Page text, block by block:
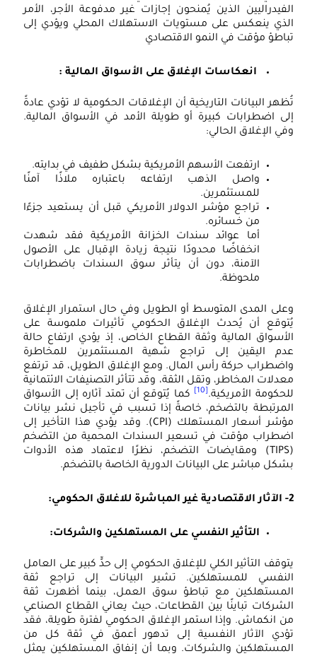
الذين يُمنحون إجازات غير مدفوعة الأجر، الأمر
ينعكس على مستويات الاستهلاك المحلي ويؤدي إلى
مؤقت في النمو الاقتصادي
انعكاسات الإغلاق على الأسواق المالية :
البيانات التاريخية أن الإغلاقات الحكومية لا تؤدي عادةً
اضطرابات كبيرة أو طويلة الأمد في الأسواق المالية.
الإغلاق الحالي:
ارتفعت الأسهم الأمريكية بشكل طفيف في بدايته.
واصل الذهب ارتفاعه باعتباره ملاذًا آمنًا
للمستثمرين.
تراجع مؤشر الدولار الأمريكي قبل أن يستعيد جزءًا
من خسائره.
أما عوائد سندات الخزانة الأمريكية فقد شهدت
انخفاضًا محدودًا نتيجة زيادة الإقبال على الأصول
الآمنة، دون أن يتأثر سوق السندات باضطرابات
ملحوظة.
المدى المتوسط أو الطويل وفي حال استمرار الإغلاق
أن يُحدث الإغلاق الحكومي تأثيرات ملموسة على
المالية وثقة القطاع الخاص، إذ يؤدي ارتفاع حالة
اليقين إلى تراجع شهية المستثمرين للمخاطرة
حركة رأس المال. ومع الإغلاق الطويل، قد ترتفع
المخاطر، وتقل الثقة، وقد تتأثر التصنيفات الائتمانية
الأمريكية.[10]
كما يُتوقع أن تمتد آثاره إلى الأسواق
بالتضخم، خاصةً إذا تسبب في تأجيل نشر بيانات
مؤشر أسعار المستهلك (CPI). وقد يؤدي هذا التأخير إلى
مؤقت في تسعير السندات المحمية من التضخم
(TIPS) ومقايضات التضخم، نظرًا لاعتماد هذه الأدوات
مباشر على البيانات الدورية الخاصة بالتضخم.
التأثير النفسي على المستهلكين والشركات:
التأثير الكلي للإغلاق الحكومي إلى حدٍّ كبير على العامل
للمستهلكين. تشير البيانات إلى تراجع ثقة
مع تباطؤ سوق العمل، بينما أظهرت ثقة
تباينًا بين القطاعات، حيث يعاني القطاع الصناعي
انكماش. وإذا استمر الإغلاق الحكومي لفترة طويلة، فقد
الآثار النفسية إلى تدهور أعمق في ثقة كل من
والشركات. وبما أن إنفاق المستهلكين يمثل